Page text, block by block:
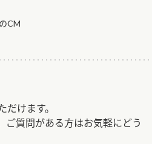
CM
けます。
ご質問がある方はお気軽にどう